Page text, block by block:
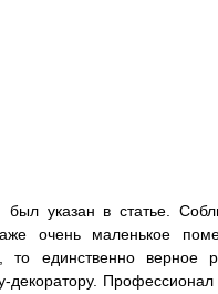
указан в статье.
очень маленькое
то единственно
Профессионал